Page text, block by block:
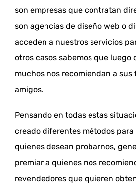
son empresas que contratan
son agencias de diseño web o
acceden a nuestros servicios
otros casos sabemos que luego
muchos nos recomiendan a sus
amigos.
Pensando en todas estas
creado diferentes métodos para
quienes desean probarnos,
premiar a quienes nos
revendedores que quieren